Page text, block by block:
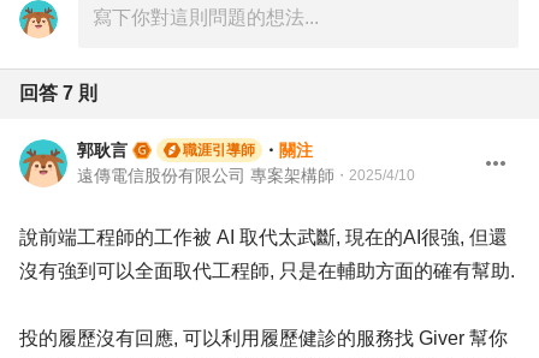
回答 7 則
郭耿言 職涯引導師 ・ 關注
遠傳電信股份有限公司 專案架構師 ・ 2025/4/10
說前端工程師的工作被 AI 取代太武斷, 現在的AI很強, 但還
沒有強到可以全面取代工程師, 只是在輔助方面的確有幫助.
投的履歷沒有回應, 可以利用履歷健診的服務找 Giver 幫你